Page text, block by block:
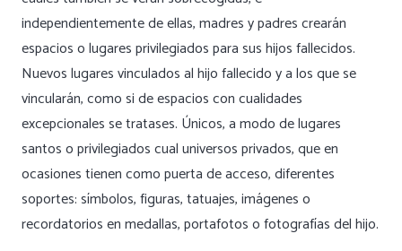
independientemente de ellas, madres y padres crearán
espacios o lugares privilegiados para sus hijos fallecidos.
Nuevos lugares vinculados al hijo fallecido y a los que se
vincularán, como si de espacios con cualidades
excepcionales se tratases. Únicos, a modo de lugares
santos o privilegiados cual universos privados, que en
ocasiones tienen como puerta de acceso, diferentes
soportes: símbolos, figuras, tatuajes, imágenes o
recordatorios en medallas, portafotos o fotografías del hijo.